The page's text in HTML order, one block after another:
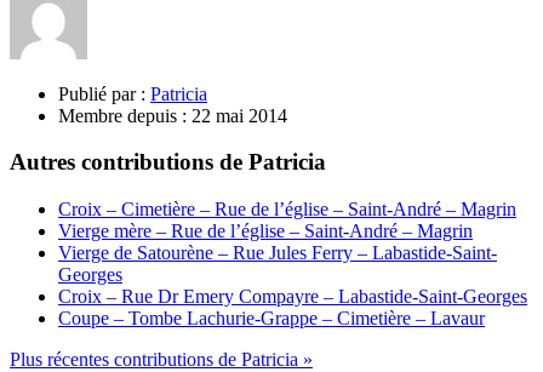
Publié par : Patricia
Membre depuis : 22 mai 2014
Autres contributions de Patricia
Croix – Cimetière – Rue de l’église – Saint-André – Magrin
Vierge mère – Rue de l’église – Saint-André – Magrin
Vierge de Satourène – Rue Jules Ferry – Labastide-Saint-
Georges
Croix – Rue Dr Emery Compayre – Labastide-Saint-Georges
Coupe – Tombe Lachurie-Grappe – Cimetière – Lavaur
Plus récentes contributions de Patricia »